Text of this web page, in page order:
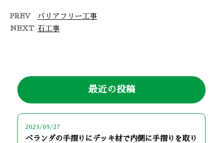
PREV バリアフリー工事
NEXT 石工事
最近の投稿
2023/09/27
ベランダの手摺りにデッキ材で内側に手摺りを取り